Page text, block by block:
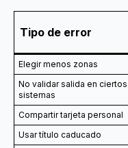
Tipo de error
Elegir menos zonas
No validar salida en ciertos
sistemas
Compartir tarjeta personal
Usar título caducado